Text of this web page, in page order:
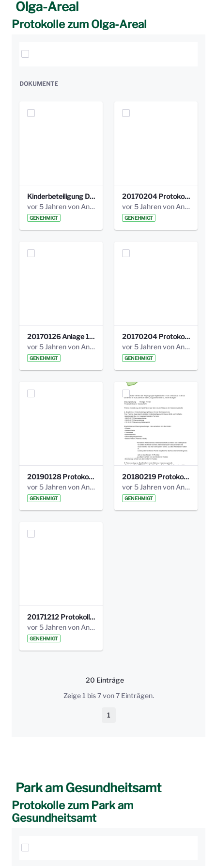
Olga-Areal
Protokolle zum Olga-Areal
Elemente auswählen
DOKUMENTE
Kinderbeteiligung Dez. 17 _Abstimmung Klettergerüst.pdf
vor 5 Jahren von Anni Schlumberger
GENEHMIGT
20170204 Protokoll Workshop 2 Promenade Schloßstraße (1).pdf
vor 5 Jahren von Anni Schlumberger
GENEHMIGT
20170126 Anlage 1_Kinderbeteiligung_Olga_Areal_Auswertung.pdf
vor 5 Jahren von Anni Schlumberger
GENEHMIGT
20170204 Protokoll Workshop 2 Promenade Schloßstraße .pdf
vor 5 Jahren von Anni Schlumberger
GENEHMIGT
20190128 Protokoll der Projektgruppe Olgäle.pdf
vor 5 Jahren von Anni Schlumberger
GENEHMIGT
20180219 Protokoll der Projektgruppe Olgaele2012.pdf
vor 5 Jahren von Anni Schlumberger
GENEHMIGT
20171212 Protokoll-Klettergerüst-3b-neu-.pdf
vor 5 Jahren von Anni Schlumberger
GENEHMIGT
20 Einträge
Pro Seite
Zeige 1 bis 7 von 7 Einträgen.
Seite
1
Park am Gesundheitsamt
Protokolle zum Park am
Gesundheitsamt
Elemente auswählen